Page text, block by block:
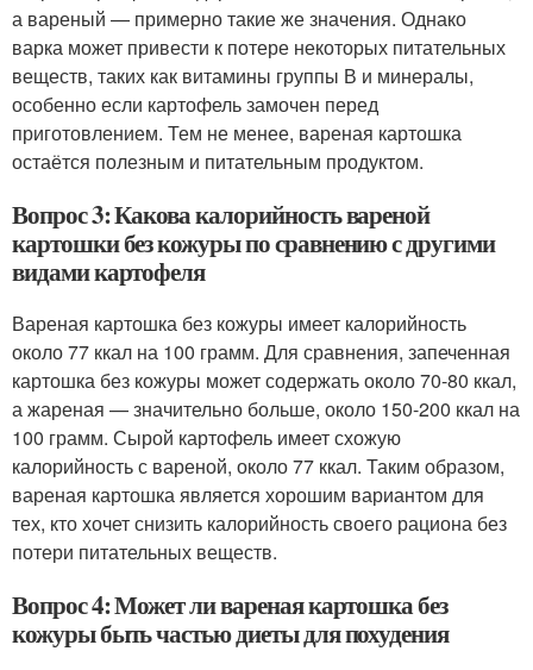
а вареный — примерно такие же значения. Однако
варка может привести к потере некоторых питательных
веществ, таких как витамины группы В и минералы,
особенно если картофель замочен перед
приготовлением. Тем не менее, вареная картошка
остаётся полезным и питательным продуктом.
Вопрос 3: Какова калорийность вареной
картошки без кожуры по сравнению с другими
видами картофеля
Вареная картошка без кожуры имеет калорийность
около 77 ккал на 100 грамм. Для сравнения, запеченная
картошка без кожуры может содержать около 70-80 ккал,
а жареная — значительно больше, около 150-200 ккал на
100 грамм. Сырой картофель имеет схожую
калорийность с вареной, около 77 ккал. Таким образом,
вареная картошка является хорошим вариантом для
тех, кто хочет снизить калорийность своего рациона без
потери питательных веществ.
Вопрос 4: Может ли вареная картошка без
кожуры быть частью диеты для похудения